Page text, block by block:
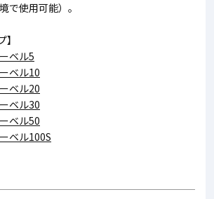
で使用可能）。
ベル5
ベル10
ベル20
ベル30
ベル50
ベル100S